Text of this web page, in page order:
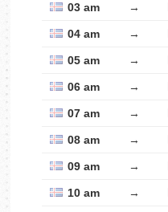
03 am →
04 am →
05 am →
06 am →
07 am →
08 am →
09 am →
10 am →